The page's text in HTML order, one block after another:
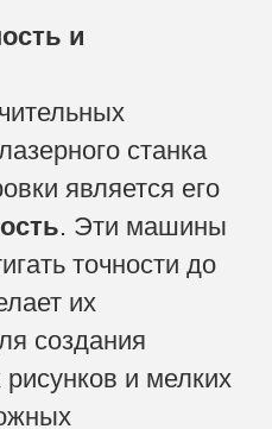
и
станка
является его
. Эти машины
точности до
их
создания
и мелких